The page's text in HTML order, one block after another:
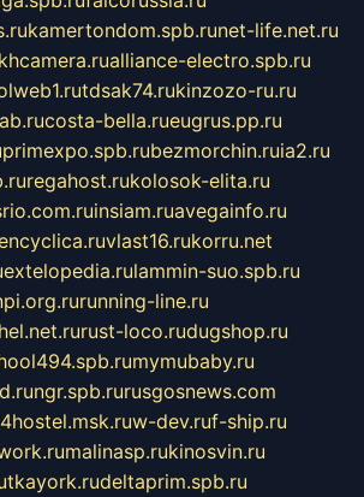
kamertondom.spb.runet-life.net.ru
alliance-electro.spb.ru
tdsak74.rukinzozo-ru.ru
costa-bella.rueugrus.pp.ru
primexpo.spb.rubezmorchin.ruia2.ru
regahost.rukolosok-elita.ru
insiam.ruavegainfo.ru
vlast16.rukorru.net
extelopedia.rulammin-suo.spb.ru
running-line.ru
rust-loco.rudugshop.ru
mymubaby.ru
ngr.spb.rurusgosnews.com
w-dev.ruf-ship.ru
malinasp.rukinosvin.ru
deltaprim.spb.ru